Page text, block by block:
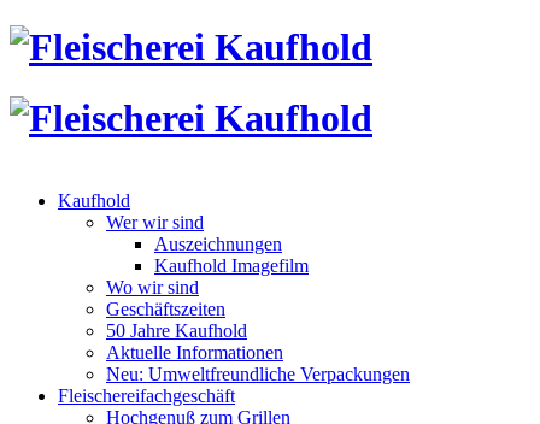
Kaufhold
Wer wir sind
Auszeichnungen
Kaufhold Imagefilm
Wo wir sind
Geschäftszeiten
50 Jahre Kaufhold
Aktuelle Informationen
Neu: Umweltfreundliche Verpackungen
Fleischereifachgeschäft
Hochgenuß zum Grillen